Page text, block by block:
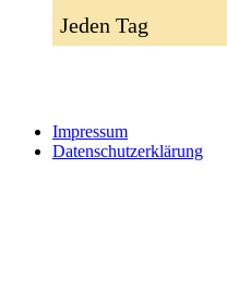
Jeden Tag
Impressum
Datenschutzerklärung